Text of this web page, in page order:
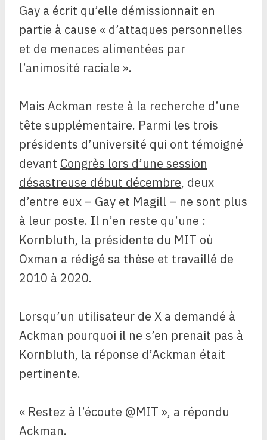
Gay a écrit qu’elle démissionnait en
partie à cause « d’attaques personnelles
et de menaces alimentées par
l’animosité raciale ».
Mais Ackman reste à la recherche d’une
tête supplémentaire. Parmi les trois
présidents d’université qui ont témoigné
devant Congrès lors d’une session
désastreuse début décembre, deux
d’entre eux – Gay et Magill – ne sont plus
à leur poste. Il n’en reste qu’une :
Kornbluth, la présidente du MIT où
Oxman a rédigé sa thèse et travaillé de
2010 à 2020.
Lorsqu’un utilisateur de X a demandé à
Ackman pourquoi il ne s’en prenait pas à
Kornbluth, la réponse d’Ackman était
pertinente.
« Restez à l’écoute @MIT », a répondu
Ackman.